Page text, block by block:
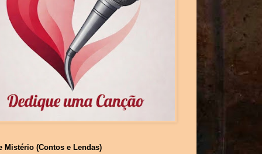
Mistério (Contos e Lendas)